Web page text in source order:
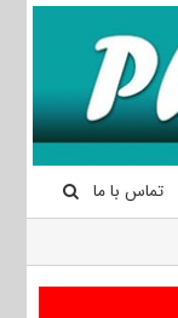
تماس با ما